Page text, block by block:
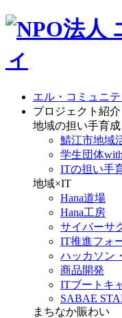
エル・コミュニ
プロジェクト紹介
地域の担い手育成
鯖江市地域
学生団体with
ITの担い手
地域×IT
Hana道場
Hana工房
サイバーサ
IT推進フォ
ハッカソン
商品開発
ITブートキ
SABAE
まちなか賑わい